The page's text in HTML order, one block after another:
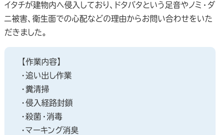
イタチが建物内へ侵入しており、ドタバタという足音やノミ・ダ
ニ被害、衛生面での心配などの理由からお問い合わせをいた
だきました。
【作業内容】
・追い出し作業
・糞清掃
・侵入経路封鎖
・殺菌・消毒
・マーキング消臭